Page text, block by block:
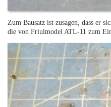
Zum Bausatz ist zusagen, dass er
die von Friulmodel ATL-11 zum